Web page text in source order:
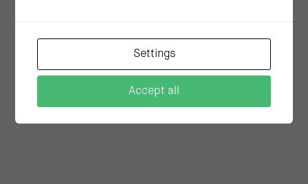
Settings
Accept all